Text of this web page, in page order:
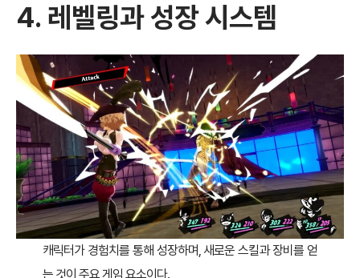
4. 레벨링과 성장 시스템
캐릭터가 경험치를 통해 성장하며, 새로운 스킬과 장비를 얻
는 것이 주요 게임 요소이다.